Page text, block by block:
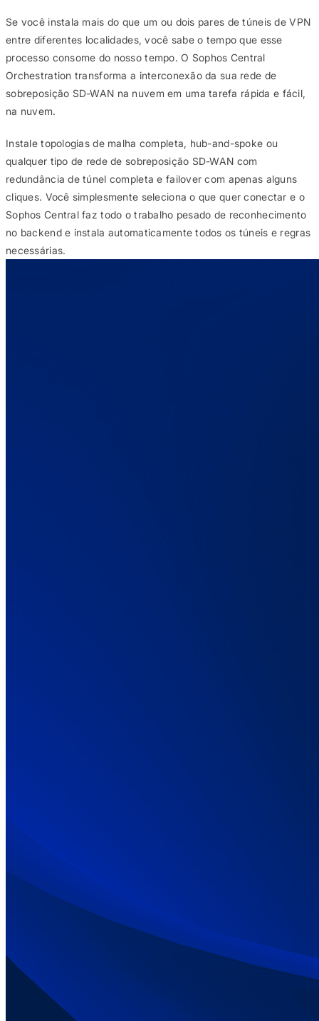
Se você instala mais do que um ou dois pares de túneis de VPN
entre diferentes localidades, você sabe o tempo que esse
processo consome do nosso tempo. O Sophos Central
Orchestration transforma a interconexão da sua rede de
sobreposição SD-WAN na nuvem em uma tarefa rápida e fácil,
na nuvem.
Instale topologias de malha completa, hub-and-spoke ou
qualquer tipo de rede de sobreposição SD-WAN com
redundância de túnel completa e failover com apenas alguns
cliques. Você simplesmente seleciona o que quer conectar e o
Sophos Central faz todo o trabalho pesado de reconhecimento
no backend e instala automaticamente todos os túneis e regras
necessárias.